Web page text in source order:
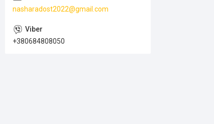
nasharadost2022@gmail.com
+380684808050